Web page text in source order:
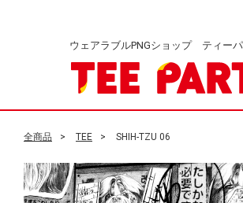
ウェアラブルPNGショップ ティー
全商品 TEE SHIH-TZU 06